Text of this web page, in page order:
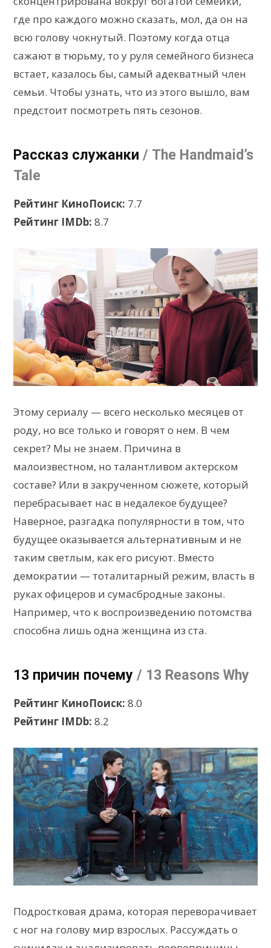
где про каждого можно сказать, мол, да он на
всю голову чокнутый. Поэтому когда отца
сажают в тюрьму, то у руля семейного бизнеса
встает, казалось бы, самый адекватный член
семьи. Чтобы узнать, что из этого вышло, вам
предстоит посмотреть пять сезонов.
Рассказ служанки / The Handmaid’s
Tale
Рейтинг КиноПоиск: 7.7
Рейтинг IMDb: 8.7
Этому сериалу — всего несколько месяцев от
роду, но все только и говорят о нем. В чем
секрет? Мы не знаем. Причина в
малоизвестном, но талантливом актерском
составе? Или в закрученном сюжете, который
перебрасывает нас в недалекое будущее?
Наверное, разгадка популярности в том, что
будущее оказывается альтернативным и не
таким светлым, как его рисуют. Вместо
демократии — тоталитарный режим, власть в
руках офицеров и сумасбродные законы.
Например, что к воспроизведению потомства
способна лишь одна женщина из ста.
13 причин почему / 13 Reasons Why
Рейтинг КиноПоиск: 8.0
Рейтинг IMDb: 8.2
Подростковая драма, которая переворачивает
с ног на голову мир взрослых. Рассуждать о